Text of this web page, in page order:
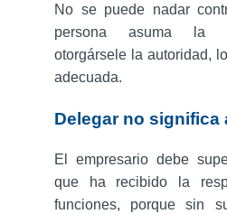
No se puede nadar
persona asuma la
otorgársele la autoridad,
adecuada.
Delegar no significa
El empresario debe
que ha recibido la
funciones, porque sin